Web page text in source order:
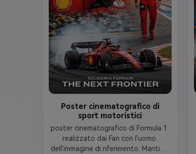
Poster cinematografico di
sport motoristici
poster cinematografico di Formula 1
realizzato dai Fan con l'uomo
dell'immagine di riferimento. Mantieni